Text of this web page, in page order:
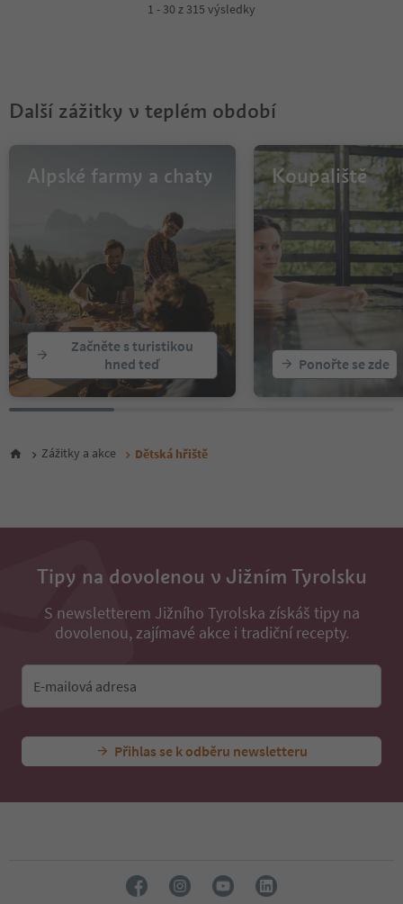
10
1 - 30 z 315 výsledky
Další zážitky v teplém období
Alpské farmy a chaty
Začněte s turistikou
hned teď
Koupaliště
Ponořte se zde
Zážitky a akce Dětská hřiště
Tipy na dovolenou v Jižním Tyrolsku
S newsletterem Jižního Tyrolska získáš tipy na
dovolenou, zajímavé akce i tradiční recepty.
E-mailová adresa
Přihlas se k odběru newsletteru